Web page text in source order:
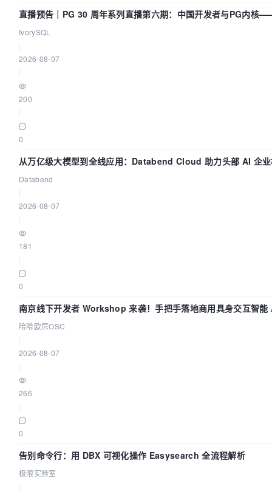
直播预告｜PG 30 周年系列直播第六期：中国开发者与PG内核
们贡献了什么？
IvorySQL
2026-08-07
200
0
从万亿级大模型到全线应用：Databend Cloud 助力头部 AI 企
据管道
Databend
2026-08-07
181
0
南京线下开发者 Workshop 来袭！手把手落地商用具身交互智
哈哈欧尼OSC
2026-08-07
266
0
告别命令行：用 DBX 可视化操作 Easysearch 全流程解析
极限实验室